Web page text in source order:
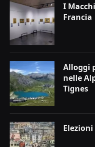
I
Francia
Alloggi
nelle
Tignes